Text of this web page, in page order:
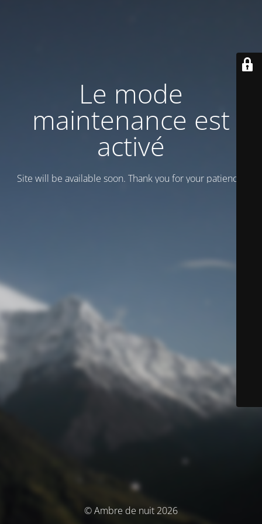
Le mode
maintenance est
activé
Site will be available soon. Thank you for your patience!
© Ambre de nuit 2026